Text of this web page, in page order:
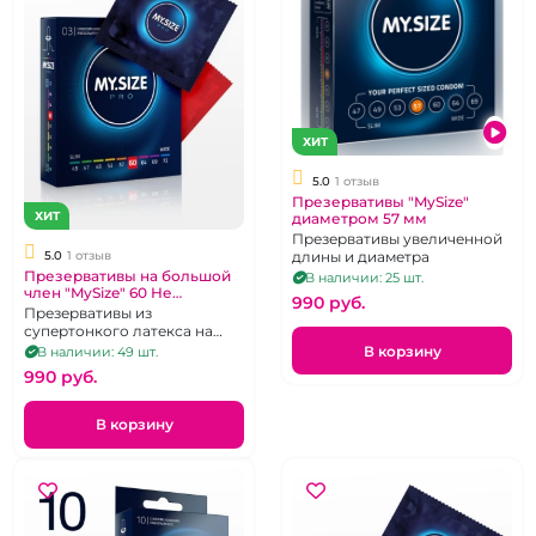
ХИТ
5.0 1 отзыв
Презервативы на большой
член "MySize" 60 Не
стандартная ширина
Презервативы из
супертонкого латекса на
большой член 193Х60 мм. 3
В наличии: 49 шт.
990 pуб.
В корзину
ХИТ
5.0 1 отзыв
Презервативы "MySize"
диаметром 57 мм
Презервативы увеличенной
длины и диаметра
В наличии: 25 шт.
990 pуб.
В корзину